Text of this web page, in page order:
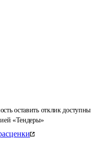
оставить отклик доступны
«Тендеры»